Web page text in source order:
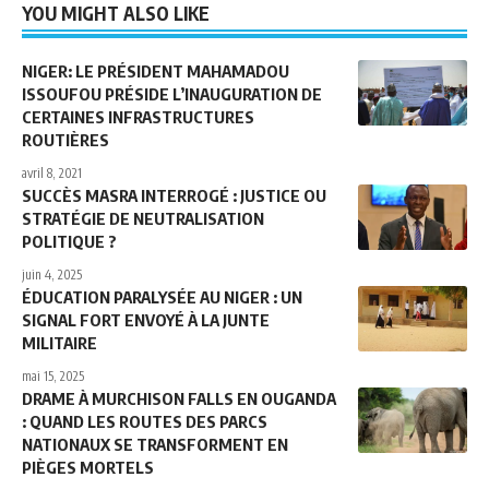
YOU MIGHT ALSO LIKE
NIGER: LE PRÉSIDENT MAHAMADOU
ISSOUFOU PRÉSIDE L’INAUGURATION DE
CERTAINES INFRASTRUCTURES
ROUTIÈRES
avril 8, 2021
SUCCÈS MASRA INTERROGÉ : JUSTICE OU
STRATÉGIE DE NEUTRALISATION
POLITIQUE ?
juin 4, 2025
ÉDUCATION PARALYSÉE AU NIGER : UN
SIGNAL FORT ENVOYÉ À LA JUNTE
MILITAIRE
mai 15, 2025
DRAME À MURCHISON FALLS EN OUGANDA
: QUAND LES ROUTES DES PARCS
NATIONAUX SE TRANSFORMENT EN
PIÈGES MORTELS